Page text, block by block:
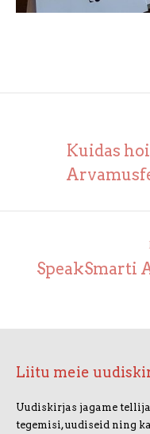
Kuidas
SpeakSmarti
Liitu meie
Uudiskirjas jagame
tegemisi, uudiseid ning